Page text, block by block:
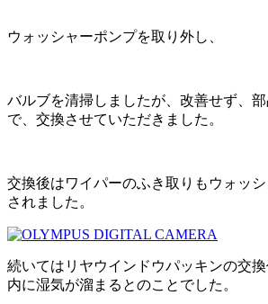
ウォッシャーポンプを取り外し、
バルブを清掃しましたが、改善せず、
で、交換させていただきました。
交換後はワイパーのふき取りもウォッ
されました。
続いてはリヤウインドウパッキンの交
内に湿気が溜まるとのことでした。